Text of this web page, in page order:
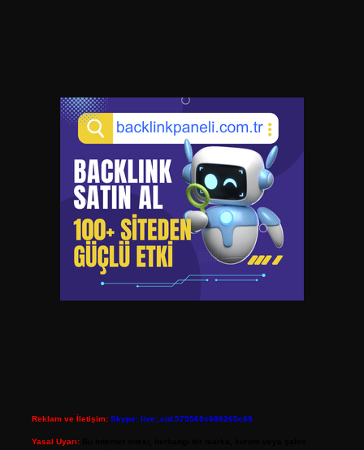
Reklam ve İletişim: Skype: live:.cid.575569c608265c69
Yasal Uyarı: